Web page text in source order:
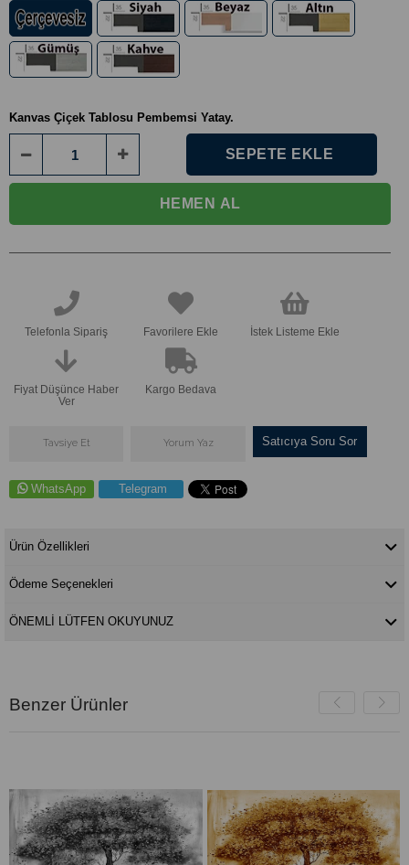
Kanvas Çiçek Tablosu Pembemsi Yatay.
Telefonla Sipariş Favorilere Ekle İstek Listeme Ekle
Fiyat Düşünce Haber
Ver
Kargo Bedava
Tavsiye Et Yorum Yaz Satıcıya Soru Sor
WhatsApp Telegram
Ürün Özellikleri
Ödeme Seçenekleri
ÖNEMLİ LÜTFEN OKUYUNUZ
Benzer Ürünler